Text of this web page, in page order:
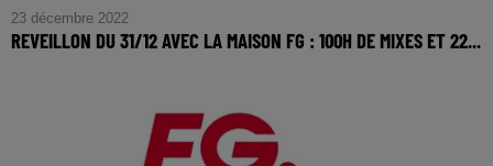
23 décembre 2022
REVEILLON DU 31/12 AVEC LA MAISON FG : 100H DE MIXES ET 22...